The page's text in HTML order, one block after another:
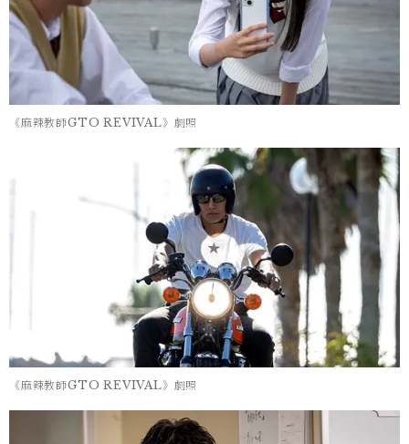
《麻辣教師GTO REVIVAL》劇照
《麻辣教師GTO REVIVAL》劇照